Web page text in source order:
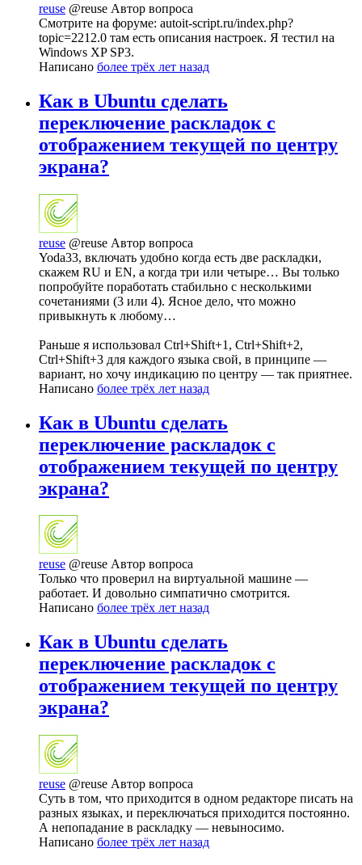
reuse @reuse Автор вопроса
Смотрите на форуме: autoit-script.ru/index.php?
topic=2212.0 там есть описания настроек. Я тестил на
Windows XP SP3.
Написано более трёх лет назад
Как в Ubuntu сделать
переключение раскладок с
отображением текущей по центру
экрана?
reuse @reuse Автор вопроса
Yoda33, включать удобно когда есть две раскладки,
скажем RU и EN, а когда три или четыре… Вы только
попробуйте поработать стабильно с несколькими
сочетаниями (3 или 4). Ясное дело, что можно
привыкнуть к любому…
Раньше я использовал Ctrl+Shift+1, Ctrl+Shift+2,
Ctrl+Shift+3 для каждого языка свой, в принципе —
вариант, но хочу индикацию по центру — так приятнее.
Написано более трёх лет назад
Как в Ubuntu сделать
переключение раскладок с
отображением текущей по центру
экрана?
reuse @reuse Автор вопроса
Только что проверил на виртуальной машине —
работает. И довольно симпатично смотрится.
Написано более трёх лет назад
Как в Ubuntu сделать
переключение раскладок с
отображением текущей по центру
экрана?
reuse @reuse Автор вопроса
Суть в том, что приходится в одном редакторе писать на
разных языках, и переключаться приходится постоянно.
А непопадание в раскладку — невыносимо.
Написано более трёх лет назад